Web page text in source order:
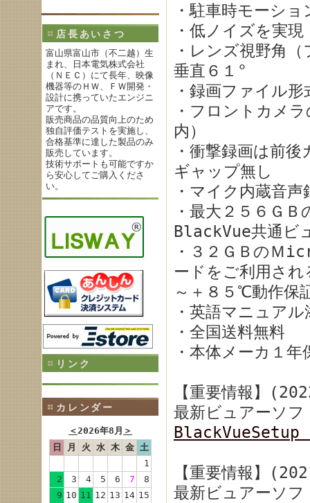
店長あいさつ
富山県富山市（不二越）生
まれ、日本電気株式会社
（ＮＥＣ）にて長年、映像
機器等のＨＷ、ＦＷ開発・
設計に携っていたエンジニ
アです。
販売商品の品質向上のため
独自評価テストを実施し、
合格基準に達した製品のみ
販売しています。
技術サポートも可能ですか
ら安心してご購入くださ
い。
リンク
カレンダー
＜2026年8月 ＞
日
月 火 水 木 金 土
1
2
3 4 5 6 7
8
9 10 11 12 13 14 15
・駐車時モーシ
・低ノイズを実
・レンズ視野角
垂直６１°
・録画ファイル
・フロントカメ
内）
・衝撃録画は前
ギャップ無し
・マイク内蔵音
・最大２５６Ｇ
BlackVue共通ビ
・３２ＧＢのＭ
ードをご利用さ
～＋８５℃動作保
・英語マニュア
・全国送料無料
・本体メーカ１
【重要情報】
最新ビュアーソフ
【重要情報】
最新ビュアーソフ